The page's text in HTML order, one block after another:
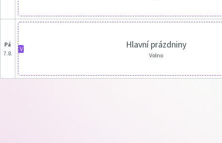
pá
7.8.
V Hlavní prázdniny
Volno